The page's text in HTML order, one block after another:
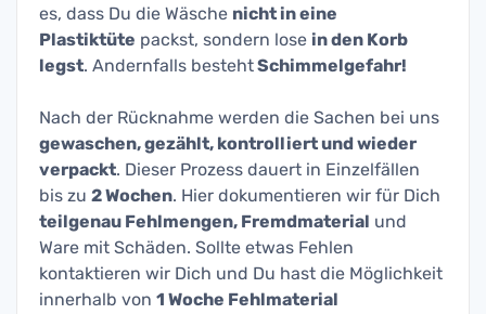
es, dass Du die Wäsche nicht in eine
Plastiktüte packst, sondern lose inden Korb
legst. Andernfalls bestehtSchimmelgefahr!
Nach der Rücknahme werden die Sachen bei uns
gewaschen, gezählt, kontrolliert und wieder
verpackt. Dieser Prozess dauert in Einzelfällen
bis zu 2 Wochen. Hier dokumentieren wir für Dich
teilgenau Fehlmengen, Fremdmaterial und
Ware mit Schäden. Sollte etwas Fehlen
kontaktieren wir Dich und Du hast die Möglichkeit
innerhalb von 1 Woche Fehlmaterial